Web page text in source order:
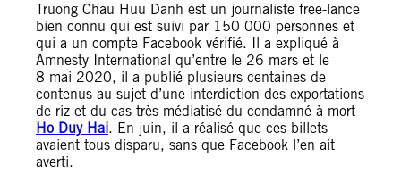
Truong Chau Huu Danh est un journaliste free-lance
bien connu qui est suivi par 150 000 personnes et
qui a un compte Facebook vérifié. Il a expliqué à
Amnesty International qu’entre le 26 mars et le
8 mai 2020, il a publié plusieurs centaines de
contenus au sujet d’une interdiction des exportations
de riz et du cas très médiatisé du condamné à mort
Ho Duy Hai. En juin, il a réalisé que ces billets
avaient tous disparu, sans que Facebook l’en ait
averti.